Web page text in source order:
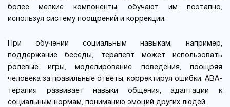
более мелкие компоненты, обучают им поэтапно,
используя систему поощрений и коррекции.
При обучении социальным навыкам, например,
поддержание беседы, терапевт может использовать
ролевые игры, моделирование поведения, поощряя
человека за правильные ответы, корректируя ошибки. ABA-
терапия развивает навыки общения, адаптации к
социальным нормам, пониманию эмоций других людей.